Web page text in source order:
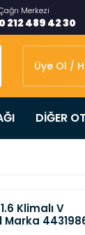
Merkezi
0 212 489 42 30
Üye Ol /
DİĞER
Klimalı V
Marka